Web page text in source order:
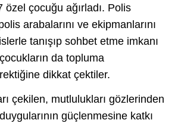
çocuğu ağırladı. Polis
arabalarını ve ekipmanlarını
tanışıp sohbet etme imkanı
da topluma
dikkat çektiler.
çekilen, mutlulukları gözlerinden
güçlenmesine katkı